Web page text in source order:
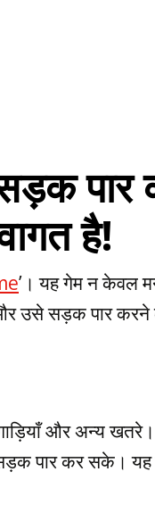
है!
’। यह गेम न केवल
उसे सड़क पार करने
गाड़ियाँ और अन्य
सड़क पार कर सके।